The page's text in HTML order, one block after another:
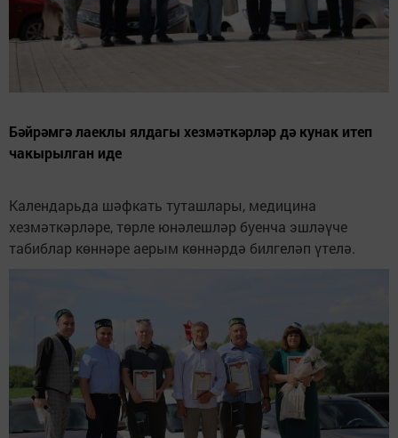
Бәйрәмгә лаеклы ялдагы хезмәткәрләр дә кунак итеп
чакырылган иде
Календарьда шәфкать туташлары, медицина
хезмәткәрләре, төрле юнәлешләр буенча эшләүче
табиблар көннәре аерым көннәрдә билгеләп үтелә.